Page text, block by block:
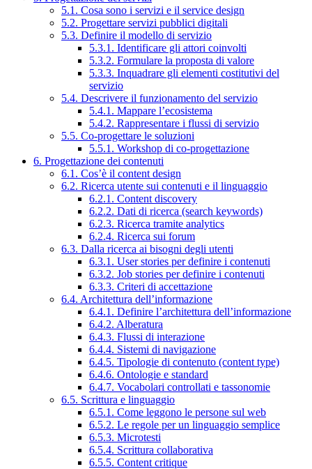
5.1. Cosa sono i servizi e il service design
5.2. Progettare servizi pubblici digitali
5.3. Definire il modello di servizio
5.3.1. Identificare gli attori coinvolti
5.3.2. Formulare la proposta di valore
5.3.3. Inquadrare gli elementi costitutivi del
servizio
5.4. Descrivere il funzionamento del servizio
5.4.1. Mappare l’ecosistema
5.4.2. Rappresentare i flussi di servizio
5.5. Co-progettare le soluzioni
5.5.1. Workshop di co-progettazione
6. Progettazione dei contenuti
6.1. Cos’è il content design
6.2. Ricerca utente sui contenuti e il linguaggio
6.2.1. Content discovery
6.2.2. Dati di ricerca (search keywords)
6.2.3. Ricerca tramite analytics
6.2.4. Ricerca sui forum
6.3. Dalla ricerca ai bisogni degli utenti
6.3.1. User stories per definire i contenuti
6.3.2. Job stories per definire i contenuti
6.3.3. Criteri di accettazione
6.4. Architettura dell’informazione
6.4.1. Definire l’architettura dell’informazione
6.4.2. Alberatura
6.4.3. Flussi di interazione
6.4.4. Sistemi di navigazione
6.4.5. Tipologie di contenuto (content type)
6.4.6. Ontologie e standard
6.4.7. Vocabolari controllati e tassonomie
6.5. Scrittura e linguaggio
6.5.1. Come leggono le persone sul web
6.5.2. Le regole per un linguaggio semplice
6.5.3. Microtesti
6.5.4. Scrittura collaborativa
6.5.5. Content critique